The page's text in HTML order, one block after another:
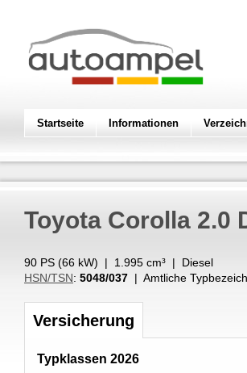
Startseite Informationen
Toyota Corolla 2.0
90 PS (66 kW) | 1.995 cm³ | Diesel
HSN/TSN: 5048/037 | Amtliche
Versicherung
Typklassen 2026